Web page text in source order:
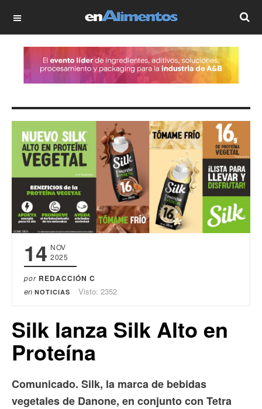
OFF CANVAS
14 NOV
2025
por REDACCIÓN C
en NOTICIAS Visto: 2352
Silk lanza Silk Alto en
Proteína
Comunicado. Silk, la marca de bebidas
vegetales de Danone, en conjunto con Tetra